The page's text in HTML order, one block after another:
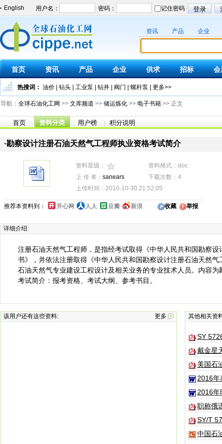
English
资讯 产品 企业
首页 资讯 产品 企业 供求 招标 会
热搜词： 油价 钻头 工业泵 钻井 阀门 螺杆泵 更多>>
导航： 全球石油化工网 >> 文库频道 >> 储运炼化 >> 电子书籍 >> 正文
首页 资料分类 用户榜 积分说明
·勘察设计注册石油天然气工程师执业资格考试简介
资料星级：
资料格式：doc
上 传 者： sanears
下载次数：4
上传时间：2010-10-30 21:52:05
推荐本资料到： 开心网 人人 豆瓣 新浪 收藏 举报
详细介绍:
注册石油天然气工程师，是指经考试取得《中华人民共和国勘察
书》，并依法注册取得《中华人民共和国勘察设计注册石油天然
石油天然气专业建设工程设计及相关业务的专业技术人员。内容
考试简介：报考资格、考试大纲、参考书目。
该用户还有这些资料: 更多 其他相关资
SY
戴金星
美国石
2016年
2016年
职称俄
SY/T
中国石